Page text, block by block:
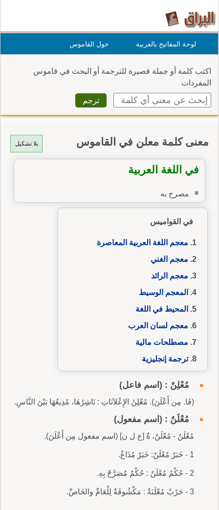
لوحة المفاتيح بالعربية حول القاموس
اكتب كلمة أو جملة قصيرة للترجمة أو البحث في قاموس
المفردات
بلا تشكيل معنى كلمة معلن في القاموس
في اللغة العربية
مصرح به
في القواميس
معجم اللغة العربية المعاصرة
معجم الغني
معجم الرائد
المعجم الوسيط
المحيط في اللغة
معجم لسان العرب
مصطلحات مالية
ترجمة إنجليزية
مُعْلِنٌ : (اسم فاعل)
(فَا. مِن أَعْلَنَ). مُعْلِنُ الإِعْلاَنَاتِ : نَاشِرُهَا، مُذِيعُهَا بَيْنَ النَّاسِ.
مُعْلَنٌ : (اسم مفعول)
مُعْلَنٌ - مُعْلَنٌ، ةٌ [ع ل ن] (اسم مفعول مِن أَعْلَنَ).
1 - خَبَرٌ مُعْلَنٌ: خَبَرٌ مُذَاعٌ.
2 - حُكْمٌ مُعْلَنٌ : حُكْمٌ مُصَرَّحٌ بِهِ.
3 - حَرْبٌ مُعْلَنَةٌ : مَكْشُوفَةٌ لِلْعَامِّ والخَاصِّ.